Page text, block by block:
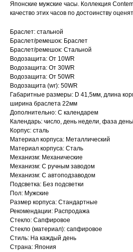
Японские мужские часы. Коллекция
качество этих часов по достоинству
Браслет: стальной
Браслет/ремешок: Браслет
Браслет/ремешок: Стальной
Водозащита: От 10WR
Водозащита: От 30WR
Водозащита: От 50WR
Водозащита (wr): 50WR
Габаритные размеры: D 41,5мм, длина
ширина браслета 22мм
Дополнительно: С календарем
Календарь: число, день недели, фаза
Корпус: сталь
Материал корпуса: Металлический
Материал корпуса: Сталь
Механизм: Механические
Механизм: С ручным заводом
Механизм: С автоподзаводом
Подсветка: Без подсветки
Пол: Мужские
Размер корпуса: Стандартные
Рекомендации: Распродажа
Стекло: Сапфировое
Стекло (материал): сапфировое
Стиль: На каждый день
Страна: Япония